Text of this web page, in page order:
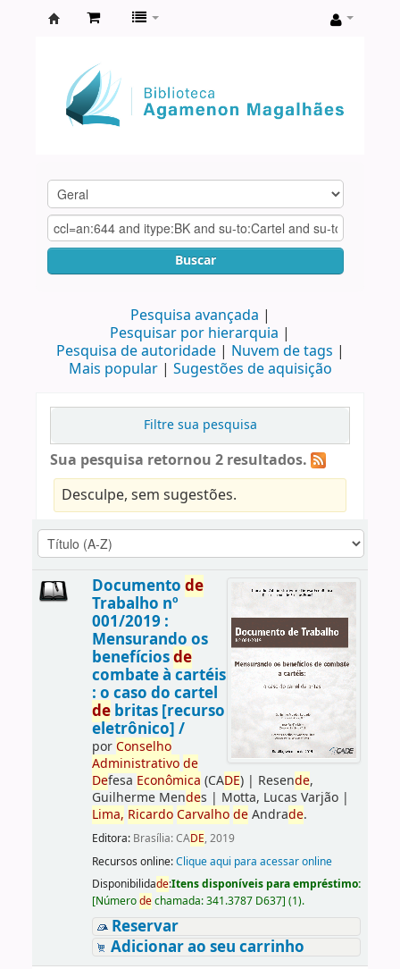
Agamenon
Magalhães
Buscar
Pesquisa avançada
Pesquisar por hierarquia
Pesquisa de autoridade
Nuvem de tags
Mais popular
Sugestões de aquisição
Filtre sua pesquisa
Sua pesquisa retornou 2 resultados.
Desculpe, sem sugestões.
Documento de
Trabalho nº
001/2019 :
Mensurando os
benefíciosde
combate à cartéis
: o caso do cartel
debritas [recurso
eletrônico] /
porConselho
Administrativo de
Defesa Econômica (CADE)| Resende,
Guilherme Mendes | Motta, Lucas Varjão|
Lima, Ricardo Carvalho deAndrade.
Editora: Brasília: CADE, 2019
Recursos online:Clique aqui para acessar online
Disponibilidade:Itens disponíveis para empréstimo:
[Númerodechamada:341.3787 D637] (1).
Reservar
Adicionar ao seu carrinho